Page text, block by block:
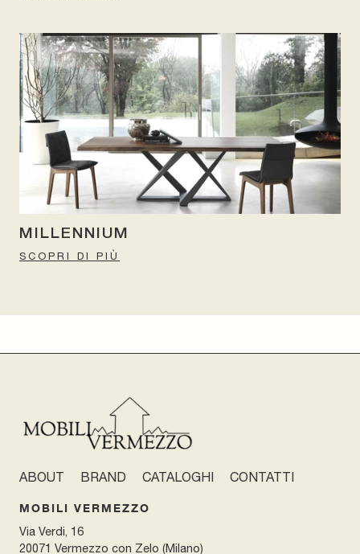
MILLENNIUM
SCOPRI DI PIÙ
ABOUT BRAND CATALOGHI CONTATTI
MOBILI VERMEZZO
Via Verdi, 16
20071 Vermezzo con Zelo (Milano)